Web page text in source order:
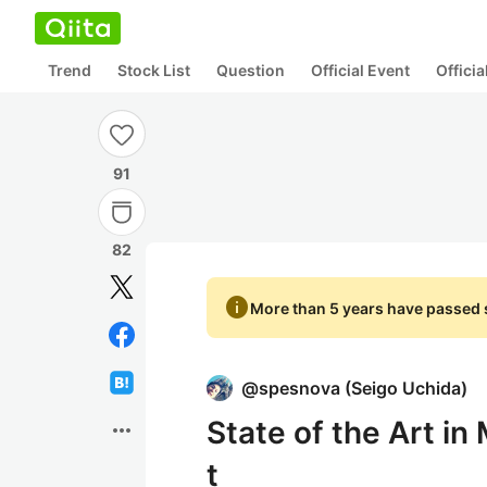
Trend Stock List Question Official Event
91
82
more_horiz
infoMore than 5 years have passed
@spesnova (Seigo Uchida)
State of the Art in
t